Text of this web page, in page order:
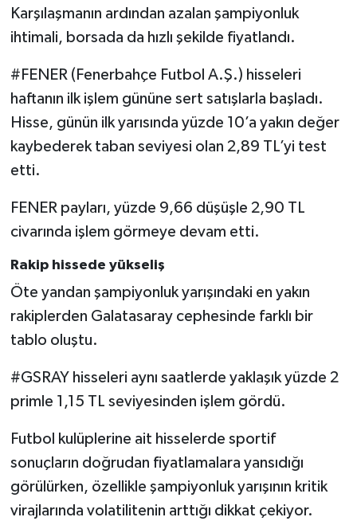
Karşılaşmanın ardından azalan şampiyonluk
ihtimali, borsada da hızlı şekilde fiyatlandı.
#FENER (Fenerbahçe Futbol A.Ş.) hisseleri
haftanın ilk işlem gününe sert satışlarla başladı.
Hisse, günün ilk yarısında yüzde 10’a yakın değer
kaybederek taban seviyesi olan 2,89 TL’yi test
etti.
FENER payları, yüzde 9,66 düşüşle 2,90 TL
civarında işlem görmeye devam etti.
Rakip hissede yükseliş
Öte yandan şampiyonluk yarışındaki en yakın
rakiplerden Galatasaray cephesinde farklı bir
tablo oluştu.
#GSRAY hisseleri aynı saatlerde yaklaşık yüzde 2
primle 1,15 TL seviyesinden işlem gördü.
Futbol kulüplerine ait hisselerde sportif
sonuçların doğrudan fiyatlamalara yansıdığı
görülürken, özellikle şampiyonluk yarışının kritik
virajlarında volatilitenin arttığı dikkat çekiyor.